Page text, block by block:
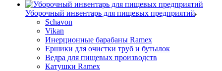
Уборочный инвентарь для пищевых предприятий
Schavon
Vikan
Инерционные барабаны Ramex
Ершики для очистки труб и бутылок
Ведра для пищевых производств
Катушки Ramex